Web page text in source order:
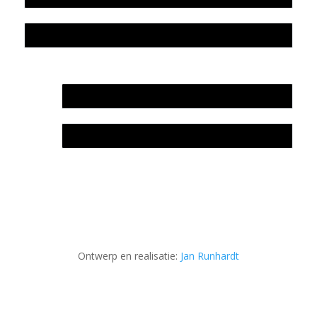
Ontwerp en realisatie: Jan Runhardt